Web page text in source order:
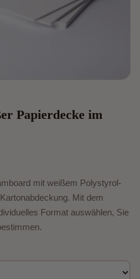
Papierdecke im
mit weißem Polystyrol-
Mit dem
Format auswählen, Sie